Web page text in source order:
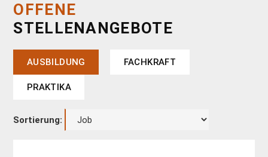
OFFENE
STELLENANGEBOTE
AUSBILDUNG FACHKRAFT
PRAKTIKA
Sortierung: